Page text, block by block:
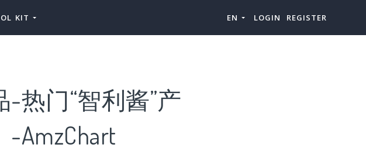
KIT EN LOGIN REGISTER
热门“智利酱”产
AmzChart